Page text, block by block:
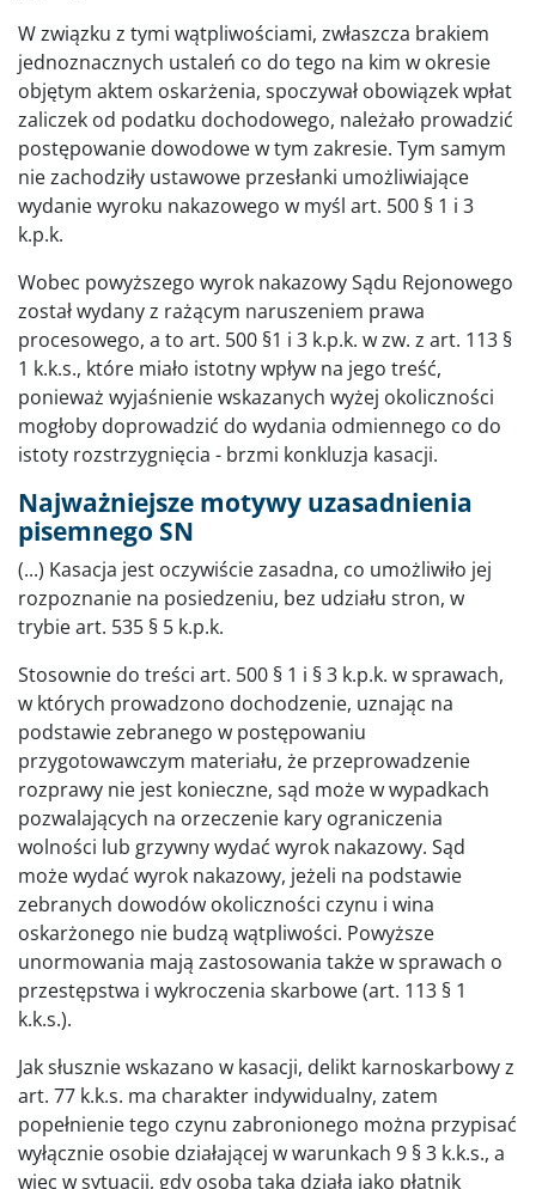
W związku z tymi wątpliwościami, zwłaszcza brakiem
jednoznacznych ustaleń co do tego na kim w okresie
objętym aktem oskarżenia, spoczywał obowiązek wpłat
zaliczek od podatku dochodowego, należało prowadzić
postępowanie dowodowe w tym zakresie. Tym samym
nie zachodziły ustawowe przesłanki umożliwiające
wydanie wyroku nakazowego w myśl art. 500 § 1 i 3
k.p.k.
Wobec powyższego wyrok nakazowy Sądu Rejonowego
został wydany z rażącym naruszeniem prawa
procesowego, a to art. 500 §1 i 3 k.p.k. w zw. z art. 113 §
1 k.k.s., które miało istotny wpływ na jego treść,
ponieważ wyjaśnienie wskazanych wyżej okoliczności
mogłoby doprowadzić do wydania odmiennego co do
istoty rozstrzygnięcia - brzmi konkluzja kasacji.
Najważniejsze motywy uzasadnienia
pisemnego SN
(...) Kasacja jest oczywiście zasadna, co umożliwiło jej
rozpoznanie na posiedzeniu, bez udziału stron, w
trybie art. 535 § 5 k.p.k.
Stosownie do treści art. 500 § 1 i § 3 k.p.k. w sprawach,
w których prowadzono dochodzenie, uznając na
podstawie zebranego w postępowaniu
przygotowawczym materiału, że przeprowadzenie
rozprawy nie jest konieczne, sąd może w wypadkach
pozwalających na orzeczenie kary ograniczenia
wolności lub grzywny wydać wyrok nakazowy. Sąd
może wydać wyrok nakazowy, jeżeli na podstawie
zebranych dowodów okoliczności czynu i wina
oskarżonego nie budzą wątpliwości. Powyższe
unormowania mają zastosowania także w sprawach o
przestępstwa i wykroczenia skarbowe (art. 113 § 1
k.k.s.).
Jak słusznie wskazano w kasacji, delikt karnoskarbowy z
art. 77 k.k.s. ma charakter indywidualny, zatem
popełnienie tego czynu zabronionego można przypisać
wyłącznie osobie działającej w warunkach 9 § 3 k.k.s., a
więc w sytuacji, gdy osoba taka działa jako płatnik